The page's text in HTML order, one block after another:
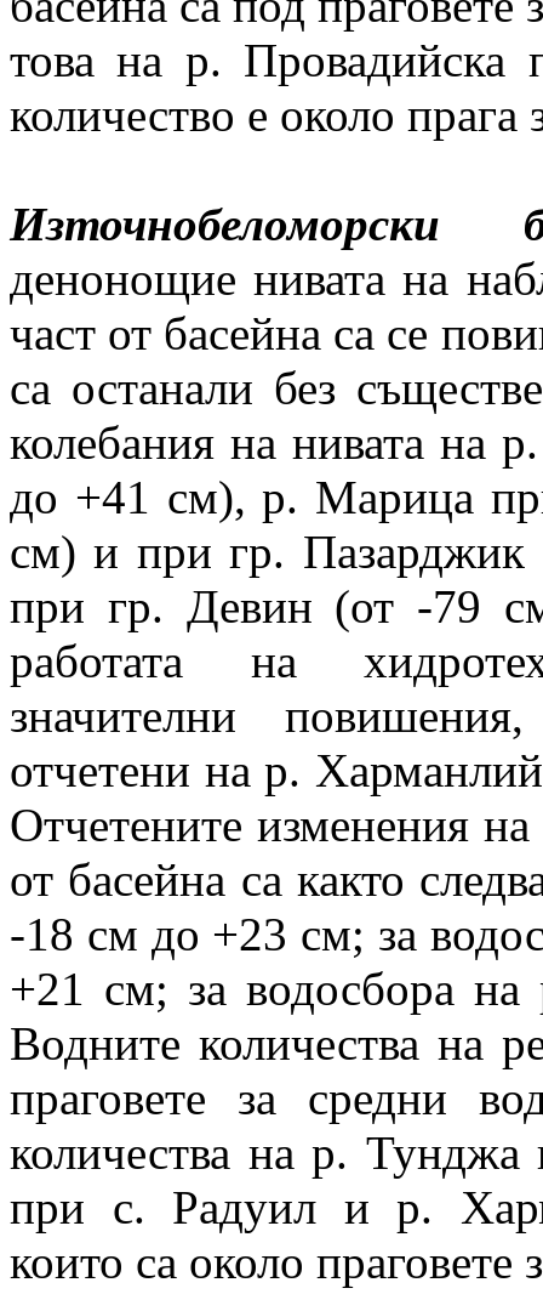
това на р. Провадийска
количество е около прага
денонощие нивата на
част от басейна са се
са останали без
колебания на нивата на
до +41 см), р. Марица
см) и при гр.
при гр. Девин (от -79
работата на
значителни
отчетени на р.
Отчетените изменения на
от басейна са както
-18 см до +23 см; за
+21 см; за водосбора
Водните количества на
праговете за средни
количества на р.
при с. Радуил и р.
които са около праговете